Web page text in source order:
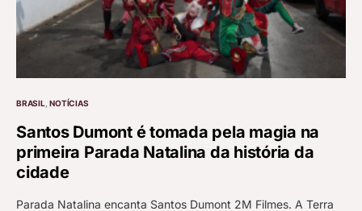
BRASIL NOTÍCIAS
Santos Dumont é tomada pela magia na
primeira Parada Natalina da história da
cidade
Parada Natalina encanta Santos Dumont 2M Filmes. A Terra